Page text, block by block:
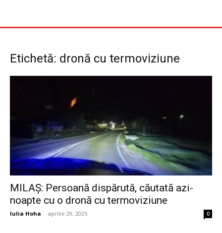
Etichetă: dronă cu termoviziune
MILAȘ: Persoană dispărută, căutată azi-
noapte cu o dronă cu termoviziune
Iulia Hoha - aprilie 29, 2025 0